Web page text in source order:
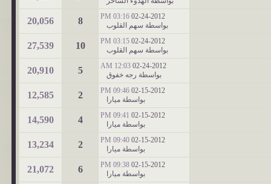
02-24-2012
03:16 PM
بواسطة سهم القلوب 8
20,056
02-24-2012
03:15 PM
بواسطة سهم القلوب 10
27,539
02-24-2012
12:03 AM
بواسطة رجه خفوق 5
20,910
02-15-2012
09:46 PM
بواسطة ميارا 2
12,585
02-15-2012
09:41 PM
بواسطة ميارا 4
14,590
02-15-2012
09:40 PM
بواسطة ميارا 2
13,234
02-15-2012
09:38 PM
بواسطة ميارا 6
21,072